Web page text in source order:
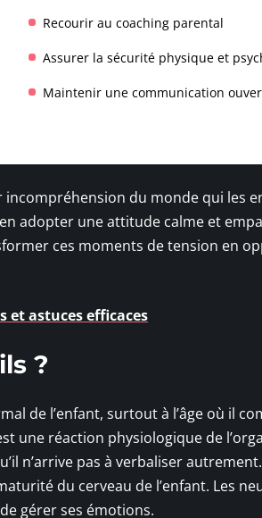
Recourir au coaching parental
Assurer la sécurité physique et
Maintenir une communication
du monde qui les
adopter une attitude calme et
ces moments de tension en
et astuces efficaces
?
de l’enfant, surtout à l’âge où il
une réaction physiologique de
n’arrive pas à verbaliser
du cerveau de l’enfant. Les
gérer ses émotions.